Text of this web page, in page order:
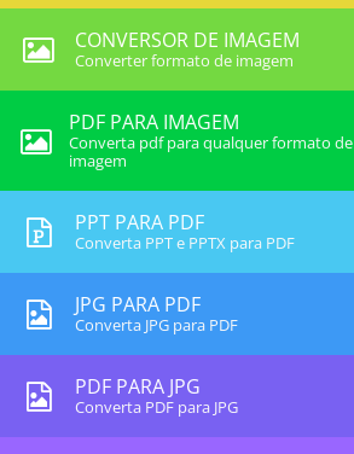
CONVERSOR DE IMAGEM
Converter formato de imagem
PDF PARA IMAGEM
Converta pdf para qualquer formato de
imagem
PPT PARA PDF
Converta PPT e PPTX para PDF
JPG PARA PDF
Converta JPG para PDF
PDF PARA JPG
Converta PDF para JPG